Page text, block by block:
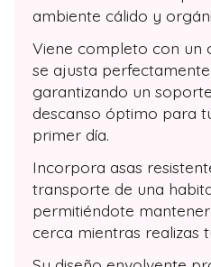
ambiente cálido y
Viene completo con un
se ajusta
garantizando un
descanso óptimo para
primer día.
Incorpora asas
transporte de una
permitiéndote
cerca mientras realizas